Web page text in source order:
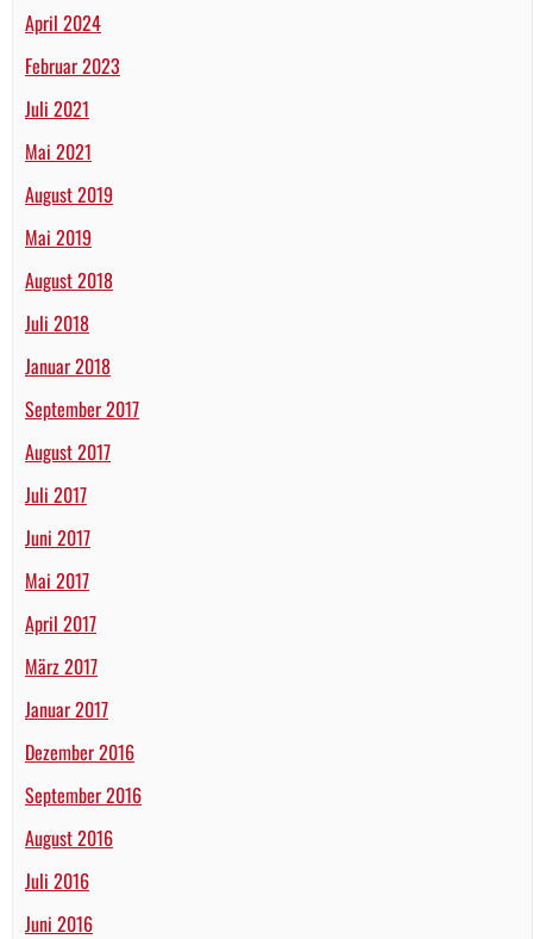
April 2024
Februar 2023
Juli 2021
Mai 2021
August 2019
Mai 2019
August 2018
Juli 2018
Januar 2018
September 2017
August 2017
Juli 2017
Juni 2017
Mai 2017
April 2017
März 2017
Januar 2017
Dezember 2016
September 2016
August 2016
Juli 2016
Juni 2016